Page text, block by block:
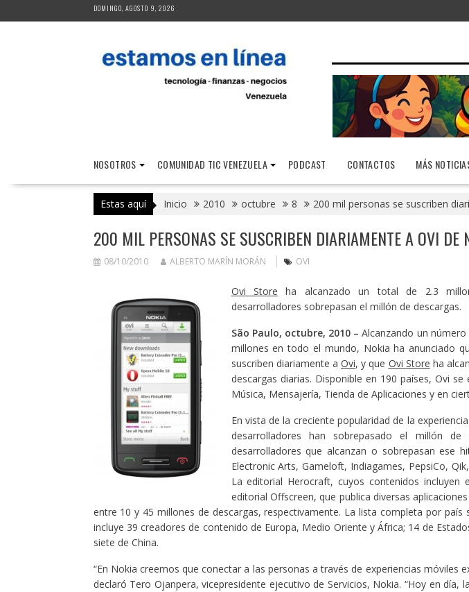
al
DOMINGO, AGOSTO 9, 2026
NOSOTROS COMUNIDAD TIC VENEZUELA PODCAST CONTACTOS MÁS
Estas aquí Inicio 2010 octubre 8 200 mil personas se suscriben
200 MIL PERSONAS SE SUSCRIBEN DIARIAMENTE A OVI DE
08/10/2010 ALBERTO MARÍN MORÁN OVI
Ovi Store ha alcanzado un total de 2.3
desarrolladores sobrepasan el millón de descargas.
São Paulo, octubre, 2010 –Alcanzando un
millones en todo el mundo, Nokia ha anunciado
suscriben diariamente a Ovi, y que Ovi Store ha
descargas diarias. Disponible en 190 países, Ovi
Música, Mensajería, Tienda de Aplicaciones y en
En vista de la creciente popularidad de la
desarrolladores han sobrepasado el millón
desarrolladores que alcanzan o sobrepasan ese
Electronic Arts, Gameloft, Indiagames, PepsiCo,
La editorial Herocraft, cuyos contenidos incluyen
editorial Offscreen, que publica diversas
entre 10 y 45 millones de descargas, respectivamente. La lista completa por
incluye 39 creadores de contenido de Europa, Medio Oriente y África; 14 de
siete de China.
“En Nokia creemos que conectar a las personas a través de experiencias móviles
declaró Tero Ojanpera, vicepresidente ejecutivo de Servicios, Nokia. “Hoy en día,